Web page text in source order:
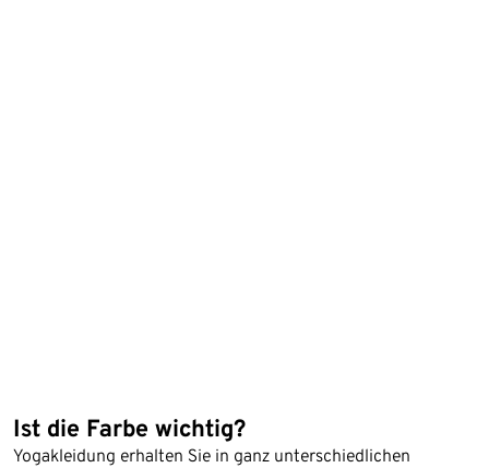
Ist die Farbe wichtig?
Yogakleidung erhalten Sie in ganz unterschiedlichen